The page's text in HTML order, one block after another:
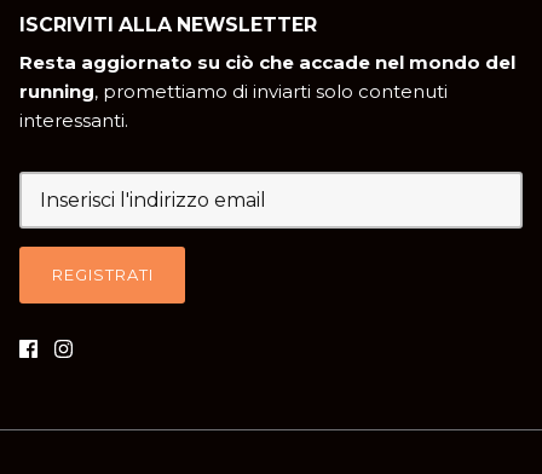
ISCRIVITI ALLA NEWSLETTER
Resta aggiornato su ciò che accade nel mondo del
running, promettiamo di inviarti solo contenuti
interessanti.
REGISTRATI